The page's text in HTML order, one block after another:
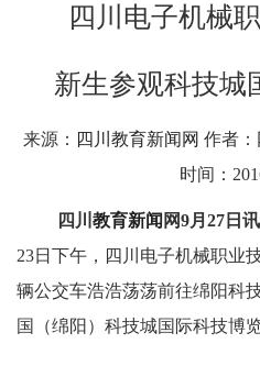
四川电子机械
新生参观科技城
来源： 四川教育新闻网 作者：
时间：
四川教育新闻 网9月27 日
23日下午，四川电子机械职业
辆公交车浩浩荡荡前往绵阳科
国（绵阳）科技城国际科技博览